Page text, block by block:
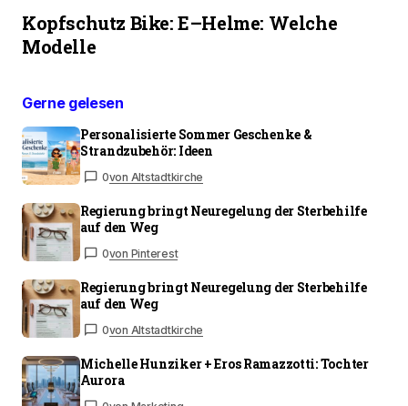
Kopfschutz Bike: E–Helme: Welche
Modelle
Gerne gelesen
Personalisierte Sommer Geschenke &
Strandzubehör: Ideen
0von Altstadtkirche
Regierung bringt Neuregelung der Sterbehilfe
auf den Weg
0von Pinterest
Regierung bringt Neuregelung der Sterbehilfe
auf den Weg
0von Altstadtkirche
Michelle Hunziker + Eros Ramazzotti: Tochter
Aurora